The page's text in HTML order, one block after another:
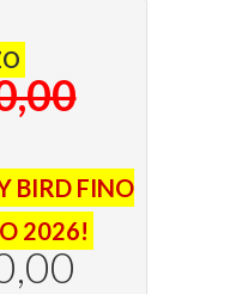
BIRD FINO
2026!